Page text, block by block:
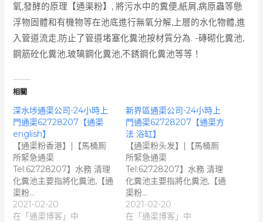
氧,發酵的原理【通渠粉】, 將污水中的糞便,紙屑,病原蟲等懸
浮物固體和有機物等在池底進行無氧分解,上層的水化物體,進
入管道流走,防止了管道堵塞化糞池按材質分為. -磚砌化糞池,
鋼筋砼化糞池,玻璃鋼化糞池,不銹鋼化糞池等等！
相關
深水埗通渠公司-24小時上
門通渠62728207【通渠
english】
【通渠粉香港】|【馬桶厠
所緊急通渠
Tel:62728207】水務 清理
化糞池主要指將化糞池,【通
渠粉…
2021-02-20
在「通渠博客」中
新界區通渠公司-24小時上
門通渠62728207【通渠方
法 浴缸】
【通渠粉头发】|【馬桶厠
所緊急通渠
Tel:62728207】水務 清理
化糞池主要指將化糞池,【通
渠粉…
2021-02-20
在「通渠博客」中